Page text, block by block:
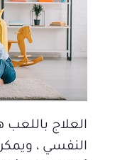
العلاج
النفسي ،